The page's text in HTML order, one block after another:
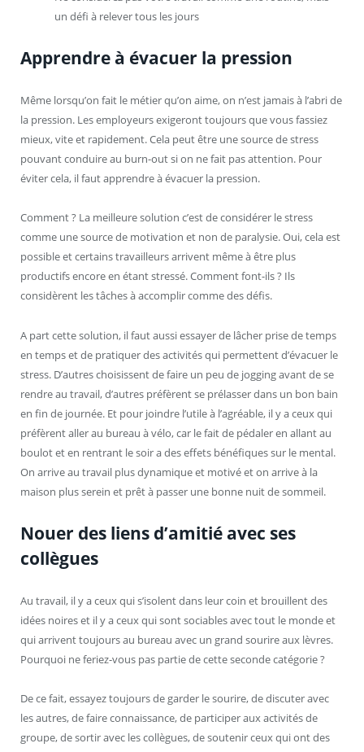
un défi à relever tous les jours
Apprendre à évacuer la pression
Même lorsqu’on fait le métier qu’on aime, on n’est jamais à l’abri de
la pression. Les employeurs exigeront toujours que vous fassiez
mieux, vite et rapidement. Cela peut être une source de stress
pouvant conduire au burn-out si on ne fait pas attention. Pour
éviter cela, il faut apprendre à évacuer la pression.
Comment ? La meilleure solution c’est de considérer le stress
comme une source de motivation et non de paralysie. Oui, cela est
possible et certains travailleurs arrivent même à être plus
productifs encore en étant stressé. Comment font-ils ? Ils
considèrent les tâches à accomplir comme des défis.
A part cette solution, il faut aussi essayer de lâcher prise de temps
en temps et de pratiquer des activités qui permettent d’évacuer le
stress. D’autres choisissent de faire un peu de jogging avant de se
rendre au travail, d’autres préfèrent se prélasser dans un bon bain
en fin de journée. Et pour joindre l’utile à l’agréable, il y a ceux qui
préfèrent aller au bureau à vélo, car le fait de pédaler en allant au
boulot et en rentrant le soir a des effets bénéfiques sur le mental.
On arrive au travail plus dynamique et motivé et on arrive à la
maison plus serein et prêt à passer une bonne nuit de sommeil.
Nouer des liens d’amitié avec ses
collègues
Au travail, il y a ceux qui s’isolent dans leur coin et brouillent des
idées noires et il y a ceux qui sont sociables avec tout le monde et
qui arrivent toujours au bureau avec un grand sourire aux lèvres.
Pourquoi ne feriez-vous pas partie de cette seconde catégorie ?
De ce fait, essayez toujours de garder le sourire, de discuter avec
les autres, de faire connaissance, de participer aux activités de
groupe, de sortir avec les collègues, de soutenir ceux qui ont des